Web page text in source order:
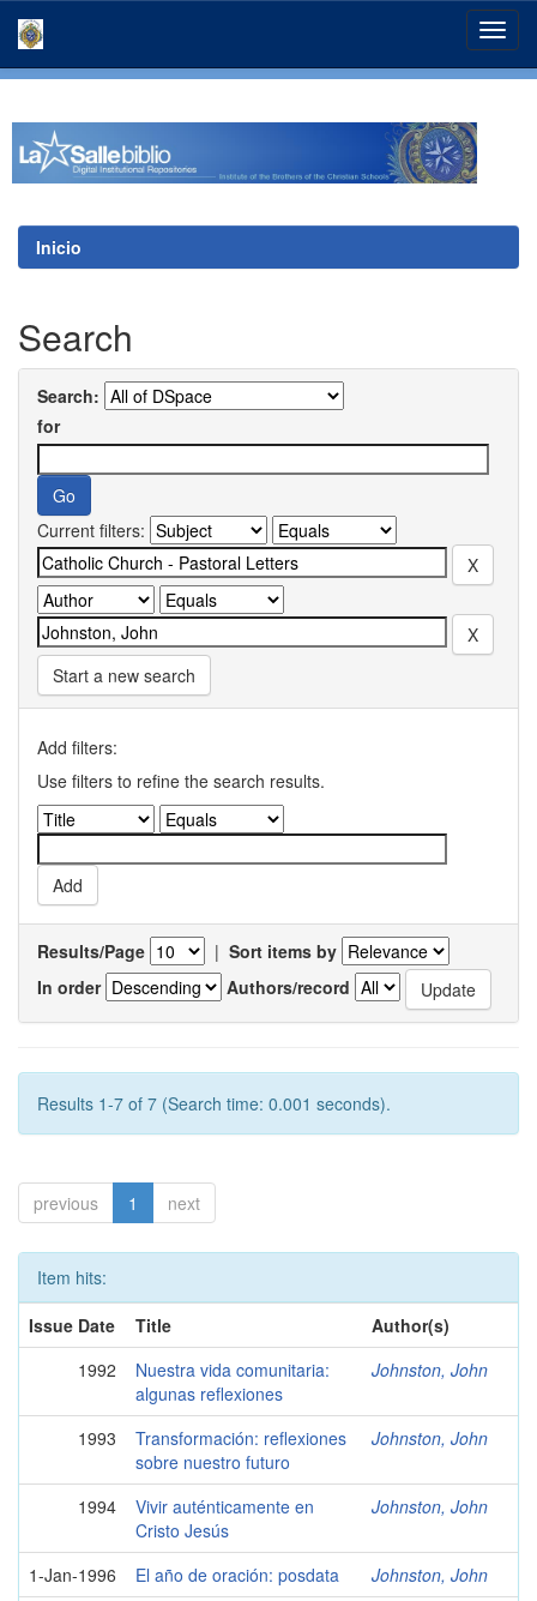
Inicio
Search
Search:
for
Current filters:
Start a new search
Add filters:
Use filters to refine the search results.
Results/Page | Sort items by
In order
Authors/record
Results 1-7 of 7 (Search time: 0.001 seconds).
previous 1 next
Item hits:
Issue Date
Title
Author(s)
1992
Nuestra vida comunitaria:
algunas reflexiones
Johnston, John
1993
Transformación: reflexiones
sobre nuestro futuro
Johnston, John
1994
Vivir auténticamente en
Cristo Jesús
Johnston, John
1-Jan-1996 El año de oración: posdata
Johnston, John